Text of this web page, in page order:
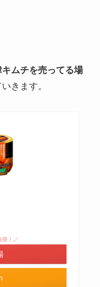
ムチを売ってる場
きます。
倍！／